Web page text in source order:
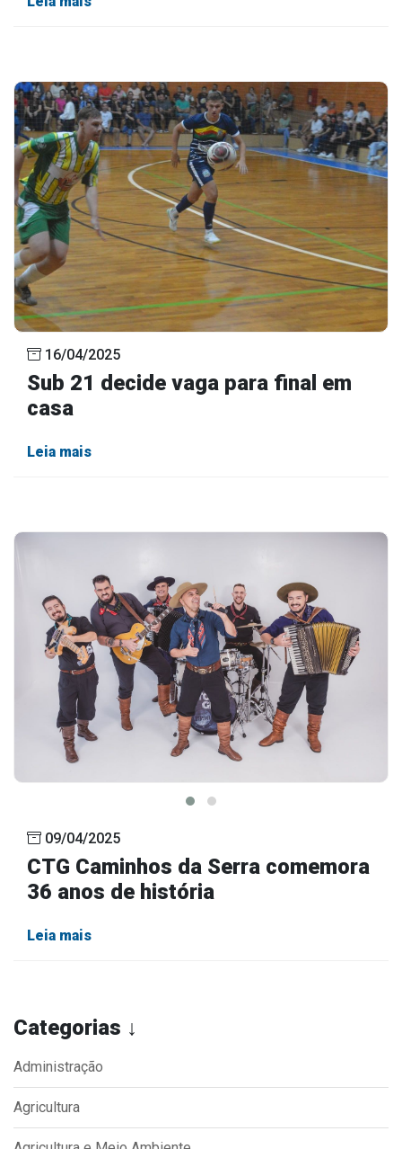
Categorias ↓
Administração
Agricultura
16/04/2025
Sub 21 decide vaga para final em
casa
Leia mais
09/04/2025
CTG Caminhos da Serra comemora
36 anos de história
Leia mais